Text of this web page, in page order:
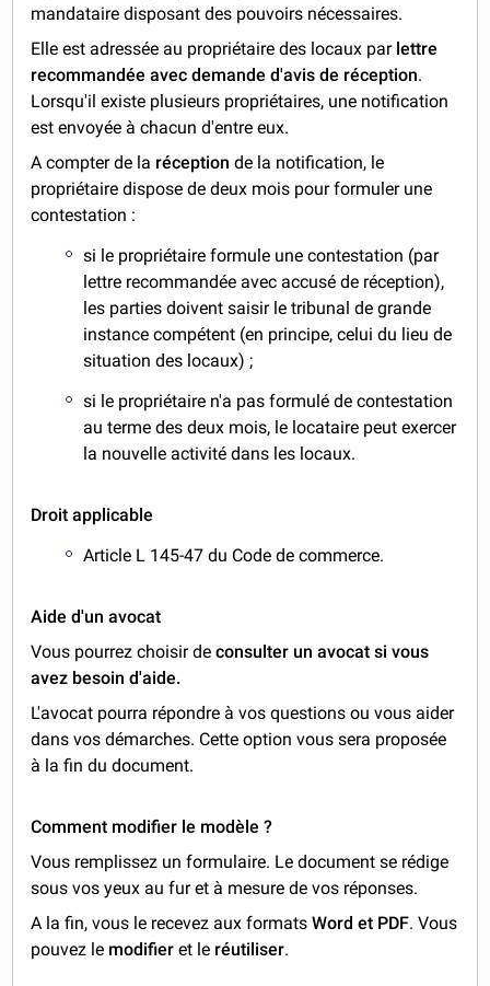
mandataire disposant des pouvoirs nécessaires.
Elle est adressée au propriétaire des locaux par lettre
recommandée avec demande d'avis de réception.
Lorsqu'il existe plusieurs propriétaires, une notification
est envoyée à chacun d'entre eux.
A compter de la réception de la notification, le
propriétaire dispose de deux mois pour formuler une
contestation :
si le propriétaire formule une contestation (par
lettre recommandée avec accusé de réception),
les parties doivent saisir le tribunal de grande
instance compétent (en principe, celui du lieu de
situation des locaux) ;
si le propriétaire n'a pas formulé de contestation
au terme des deux mois, le locataire peut exercer
la nouvelle activité dans les locaux.
Droit applicable
Article L 145-47 du Code de commerce.
Aide d'un avocat
Vous pourrez choisir deconsulter un avocat si vous
avez besoin d'aide.
L'avocat pourra répondre à vos questions ou vous aider
dans vos démarches. Cette option vous sera proposée
à la fin du document.
Comment modifier le modèle ?
Vous remplissez un formulaire. Le document se rédige
sous vos yeux au fur et à mesure de vos réponses.
A la fin, vous le recevez aux formatsWord et PDF. Vous
pouvez le modifier et le réutiliser.